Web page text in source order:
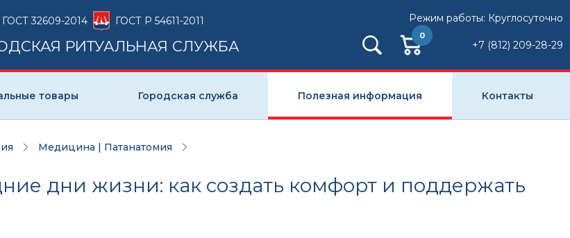
ГОСТ 32609-2014 ГОСТ Р 54611-2011
РИТУАЛЬНАЯ СЛУЖБА
Режим работы: Круглосуточно
0
+7 (812) 209-28-29
товары Городская служба Полезная информация Контакты
Медицина | Патанатомия
дни жизни: как создать комфорт и поддержать